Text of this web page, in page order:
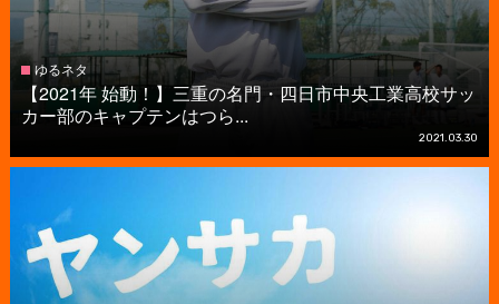
ゆるネタ
【2021年 始動！】三重の名門・四日市中央工業高校サッ
カー部のキャプテンはつら...
2021.03.30